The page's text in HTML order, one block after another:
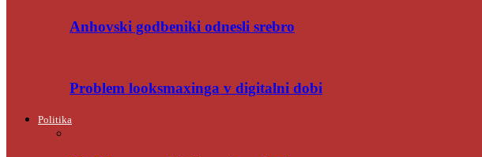
Anhovski godbeniki odnesli srebro
Problem looksmaxinga v digitalni dobi
Politika